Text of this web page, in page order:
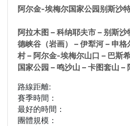
阿尔金-埃梅尔国家公园别斯沙
阿拉木图 – 科纳耶夫市 – 别斯
德峡谷（岩画） – 伊犁河 – 申
村 – 阿尔金-埃梅尔山口 – 巴斯
国家公园 – 鸣沙山 – 卡图套山 –
路線距離:
賽季時間：
最好的時間：
團體規模：